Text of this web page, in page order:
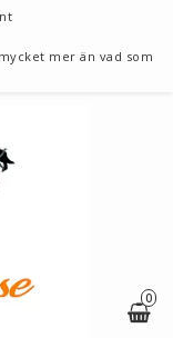
mer än vad som
0